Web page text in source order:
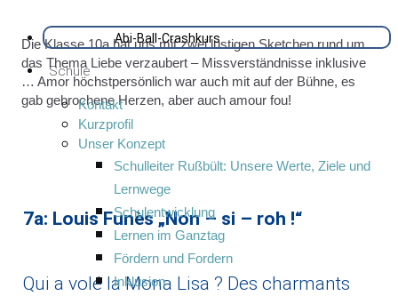
Abi-Ball-Crashkurs
Schule
Kontakt
Kurzprofil
Unser Konzept
Schulleiter Rußbült: Unsere Werte, Ziele und
Lernwege
Schulentwicklung
Lernen im Ganztag
Fördern und Fordern
Inklusion
Die Klasse 10a hat uns mit zwei lustigen Sketchen rund um
das Thema Liebe verzaubert – Missverständnisse inklusive
… Amor höchstpersönlich war auch mit auf der Bühne, es
gab gebrochene Herzen, aber auch amour fou!
7a: Louis Funès „Non – si – roh !“
Qui a volé la Mona Lisa ? Des charmants